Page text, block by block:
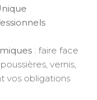
: faire face
vernis,
vos obligations